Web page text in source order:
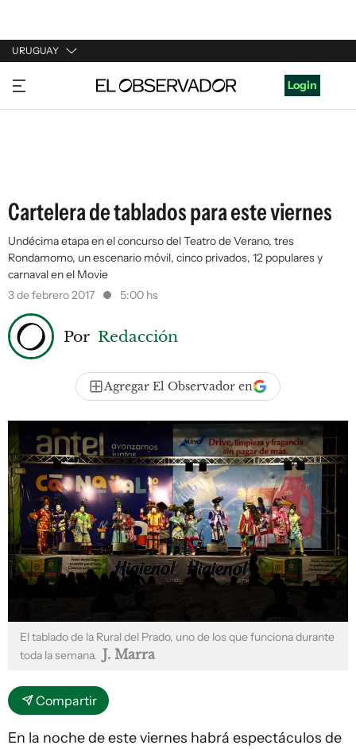
URUGUAY
URUGUAY
ARGENTINA
Login
Cartelera de tablados para este viernes
Undécima etapa en el concurso del Teatro de Verano, tres
Rondamomo, un escenario móvil, cinco privados, 12 populares y
carnaval en el Movie
3 de febrero 2017
5:00 hs
Por Redacción
Agregar El Observador en
El tablado de la Rural del Prado, uno de los que funciona durante
toda la semana. J. Marra
Compartir
En la noche de este viernes habrá espectáculos de